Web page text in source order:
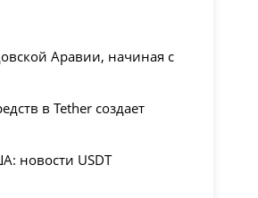
Аравии, начиная с
в Tether создает
новости USDT